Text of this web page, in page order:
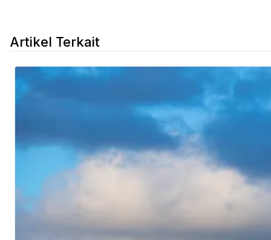
Artikel Terkait